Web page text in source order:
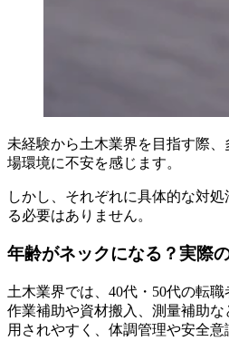
未経験から土木業界を目指す際
場環境に不安を感じます。
しかし、それぞれに具体的な対
る必要はありません。
年齢がネックになる？実際
土木業界では、40代・50代の転
作業補助や資材搬入、測量補助
用されやすく、体調管理や安全